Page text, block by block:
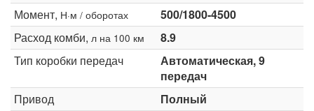
Момент, Н·м / оборотах
500/1800-4500
Расход комби, л на 100 км
8.9
Тип коробки передач
Автоматическая, 9
передач
Привод
Полный